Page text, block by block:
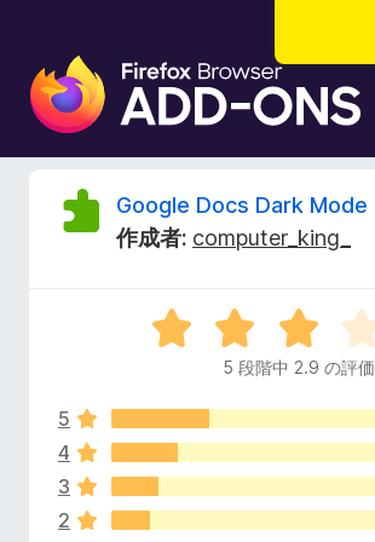
F
i
e
G
l
e
Google Docs Dark Mode
作成者: computer_king_
5
段
.
9
の
5 段階中 2.9 の評価
5
4
3
2